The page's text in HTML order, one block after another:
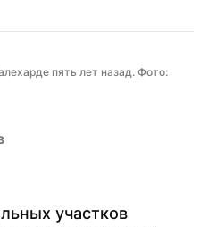
пять лет назад. Фото:
участков